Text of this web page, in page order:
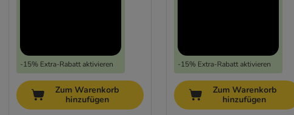
-15% Extra-Rabatt aktivieren
Zum Warenkorb
hinzufügen
-15% Extra-Rabatt aktivieren
Zum Warenkorb
hinzufügen